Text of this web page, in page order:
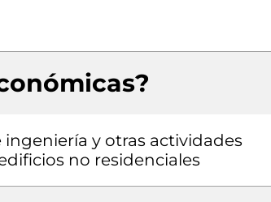
y otras actividades
no residenciales